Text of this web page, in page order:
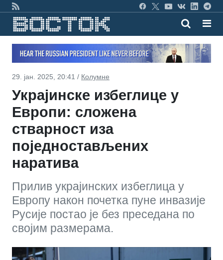
29. јан. 2025, 20:41 / Колумне
Украјинске избеглице у
Европи: сложена
стварност иза
поједностављених
наратива
Прилив украјинских избеглица у
Европу након почетка пуне инвазије
Русије постао је без преседана по
својим размерама.